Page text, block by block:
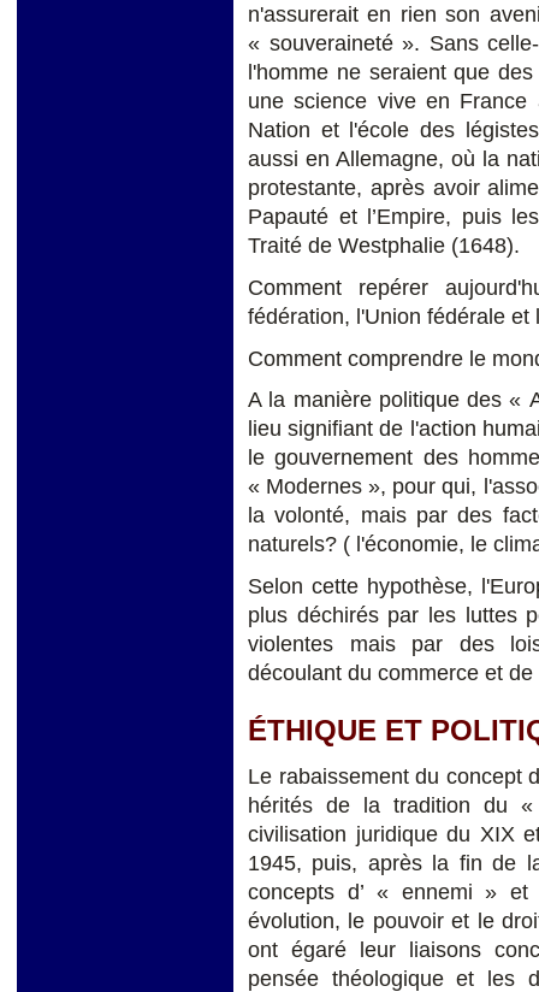
n'assurerait en rien son
« souveraineté ». Sans
l'homme ne seraient que
une science vive en France
Nation et l'école des
aussi en Allemagne, où la
protestante, après avoir
Papauté et l’Empire, puis
Traité de Westphalie (1648).
Comment repérer
fédération, l'Union fédérale
Comment comprendre le
A la manière politique des «
lieu signifiant de l'action
le gouvernement des
« Modernes », pour qui,
la volonté, mais par des
naturels? ( l'économie, le
Selon cette hypothèse,
plus déchirés par les luttes
violentes mais par des
découlant du commerce et
ÉTHIQUE ET
Le rabaissement du concept
hérités de la tradition du
civilisation juridique du XIX
1945, puis, après la fin de
concepts d’ « ennemi »
évolution, le pouvoir et le
ont égaré leur liaisons
pensée théologique et les